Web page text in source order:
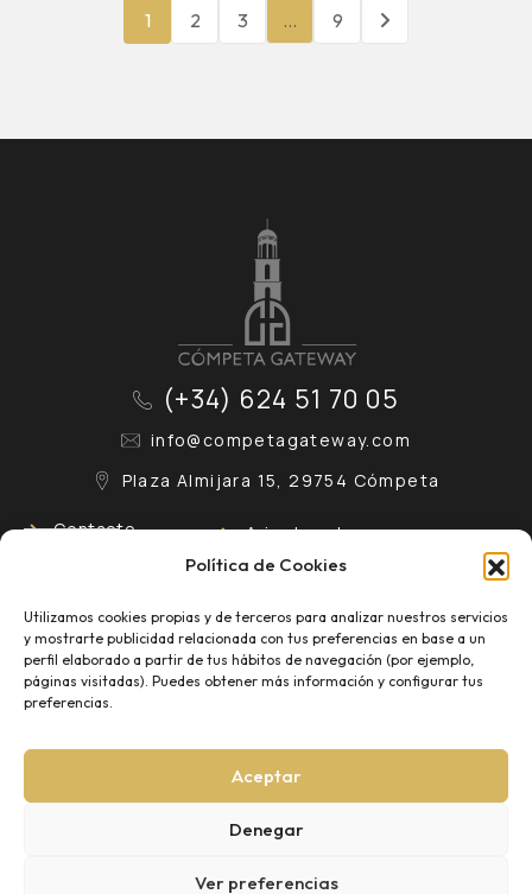
Política de Cookies
Utilizamos cookies propias y de terceros para analizar nuestros servicios
y mostrarte publicidad relacionada con tus preferencias en base a un
perfil elaborado a partir de tus hábitos de navegación (por ejemplo,
páginas visitadas). Puedes obtener más información y configurar tus
preferencias.
Aceptar
Denegar
Ver preferencias
1 2 3 … 9
(+34) 624 51 70 05
info@competagateway.com
Plaza Almijara 15, 29754 Cómpeta
Contacto
Eventos
Blog
Aviso Legal
Política de Cookies